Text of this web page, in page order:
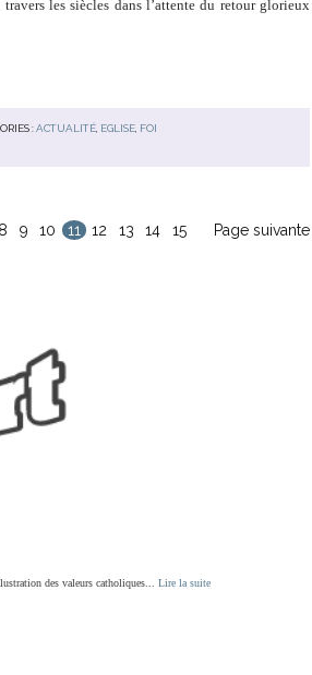
des valeurs catholiques... Lire la suite
les siècles dans l’attente du retour glorieux
:ACTUALITÉ, EGLISE, FOI
8 9 10 11 12 13 14 15 Page suivante